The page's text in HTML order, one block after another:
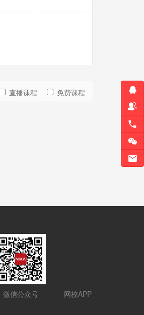
直播课程 免费课程
微信公众号 网校APP